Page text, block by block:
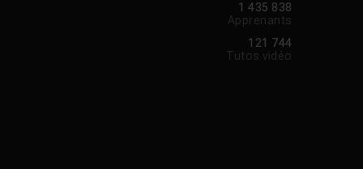
1 435 838
Apprenants
121 744
Tutos vidéo